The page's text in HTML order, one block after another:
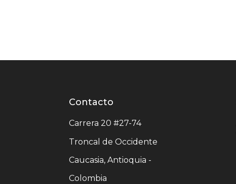
Contacto
centro
Contacto
Carrera 20 #27-74
Troncal de Occidente
Caucasia, Antioquia -
Colombia